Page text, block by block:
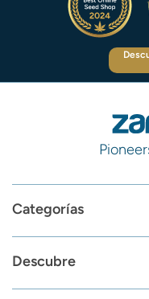
Categorías
Descubre